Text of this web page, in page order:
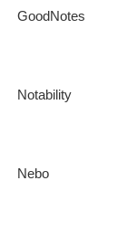
GoodNotes
Notability
Nebo